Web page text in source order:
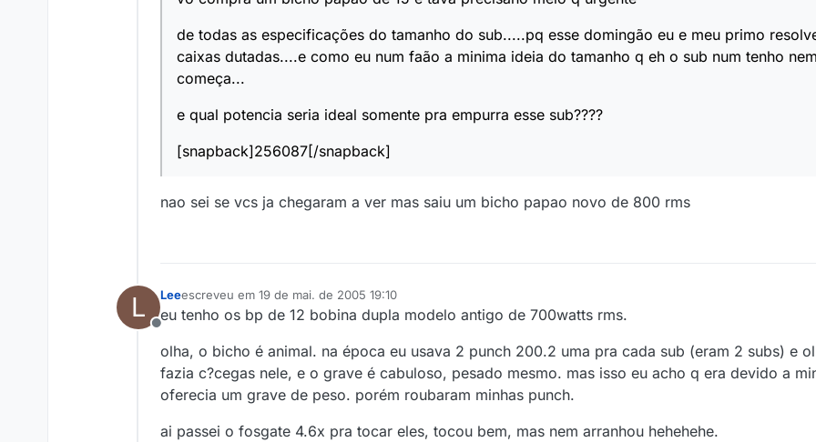
de todas as especificações do tamanho do sub.....pq esse domingão eu e meu primo
caixas dutadas....e como eu num faão a minima ideia do tamanho q eh o sub num tenho
começa...
e qual potencia seria ideal somente pra empurra esse sub????
[snapback]256087[/snapback]
nao sei se vcs ja chegaram a ver mas saiu um bicho papao novo de 800 rms
L
Offline
Leeescreveu em 19 de mai. de 2005 19:10
última edição por
eu tenho os bp de 12 bobina dupla modelo antigo de 700watts rms.
olha, o bicho é animal. na época eu usava 2 punch 200.2 uma pra cada sub (eram 2 subs) e
fazia c?cegas nele, e o grave é cabuloso, pesado mesmo. mas isso eu acho q era devido a
oferecia um grave de peso. porém roubaram minhas punch.
ai passei o fosgate 4.6x pra tocar eles, tocou bem, mas nem arranhou hehehehe.